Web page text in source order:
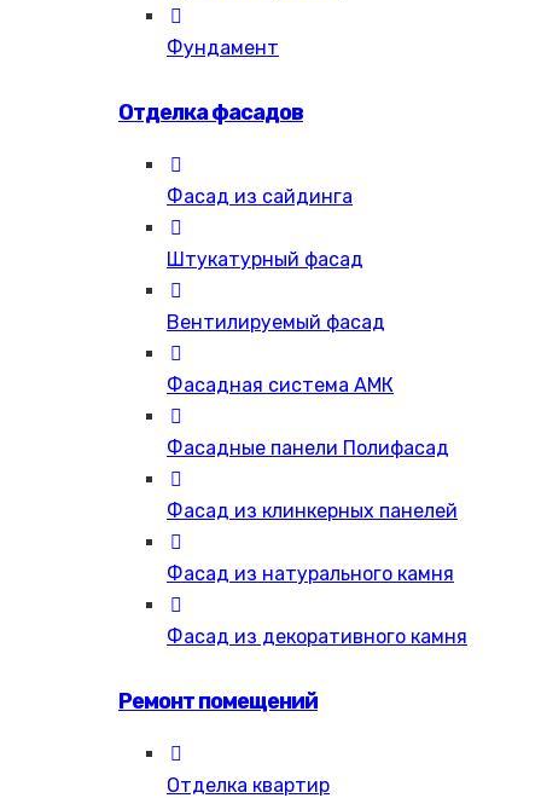
Фундамент
Отделка фасадов
Фасад из сайдинга
Штукатурный фасад
Вентилируемый фасад
Фасадная система АМК
Фасадные панели Полифасад
Фасад из клинкерных панелей
Фасад из натурального камня
Фасад из декоративного камня
Ремонт помещений
Отделка квартир